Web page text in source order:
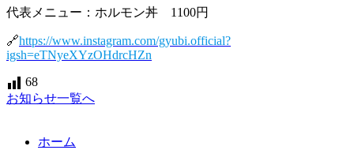
代表メニュー：ホルモン丼 1100円
🔗https://www.instagram.com/gyubi.official?
igsh=eTNyeXYzOHdrcHZn
68
お知らせ一覧へ
ホーム